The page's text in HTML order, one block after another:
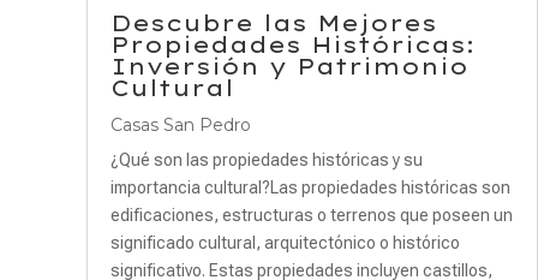
Descubre las Mejores
Propiedades Históricas:
Inversión y Patrimonio
Cultural
Casas San Pedro
¿Qué son las propiedades históricas y su
importancia cultural?Las propiedades históricas son
edificaciones, estructuras o terrenos que poseen un
significado cultural, arquitectónico o histórico
significativo. Estas propiedades incluyen castillos,